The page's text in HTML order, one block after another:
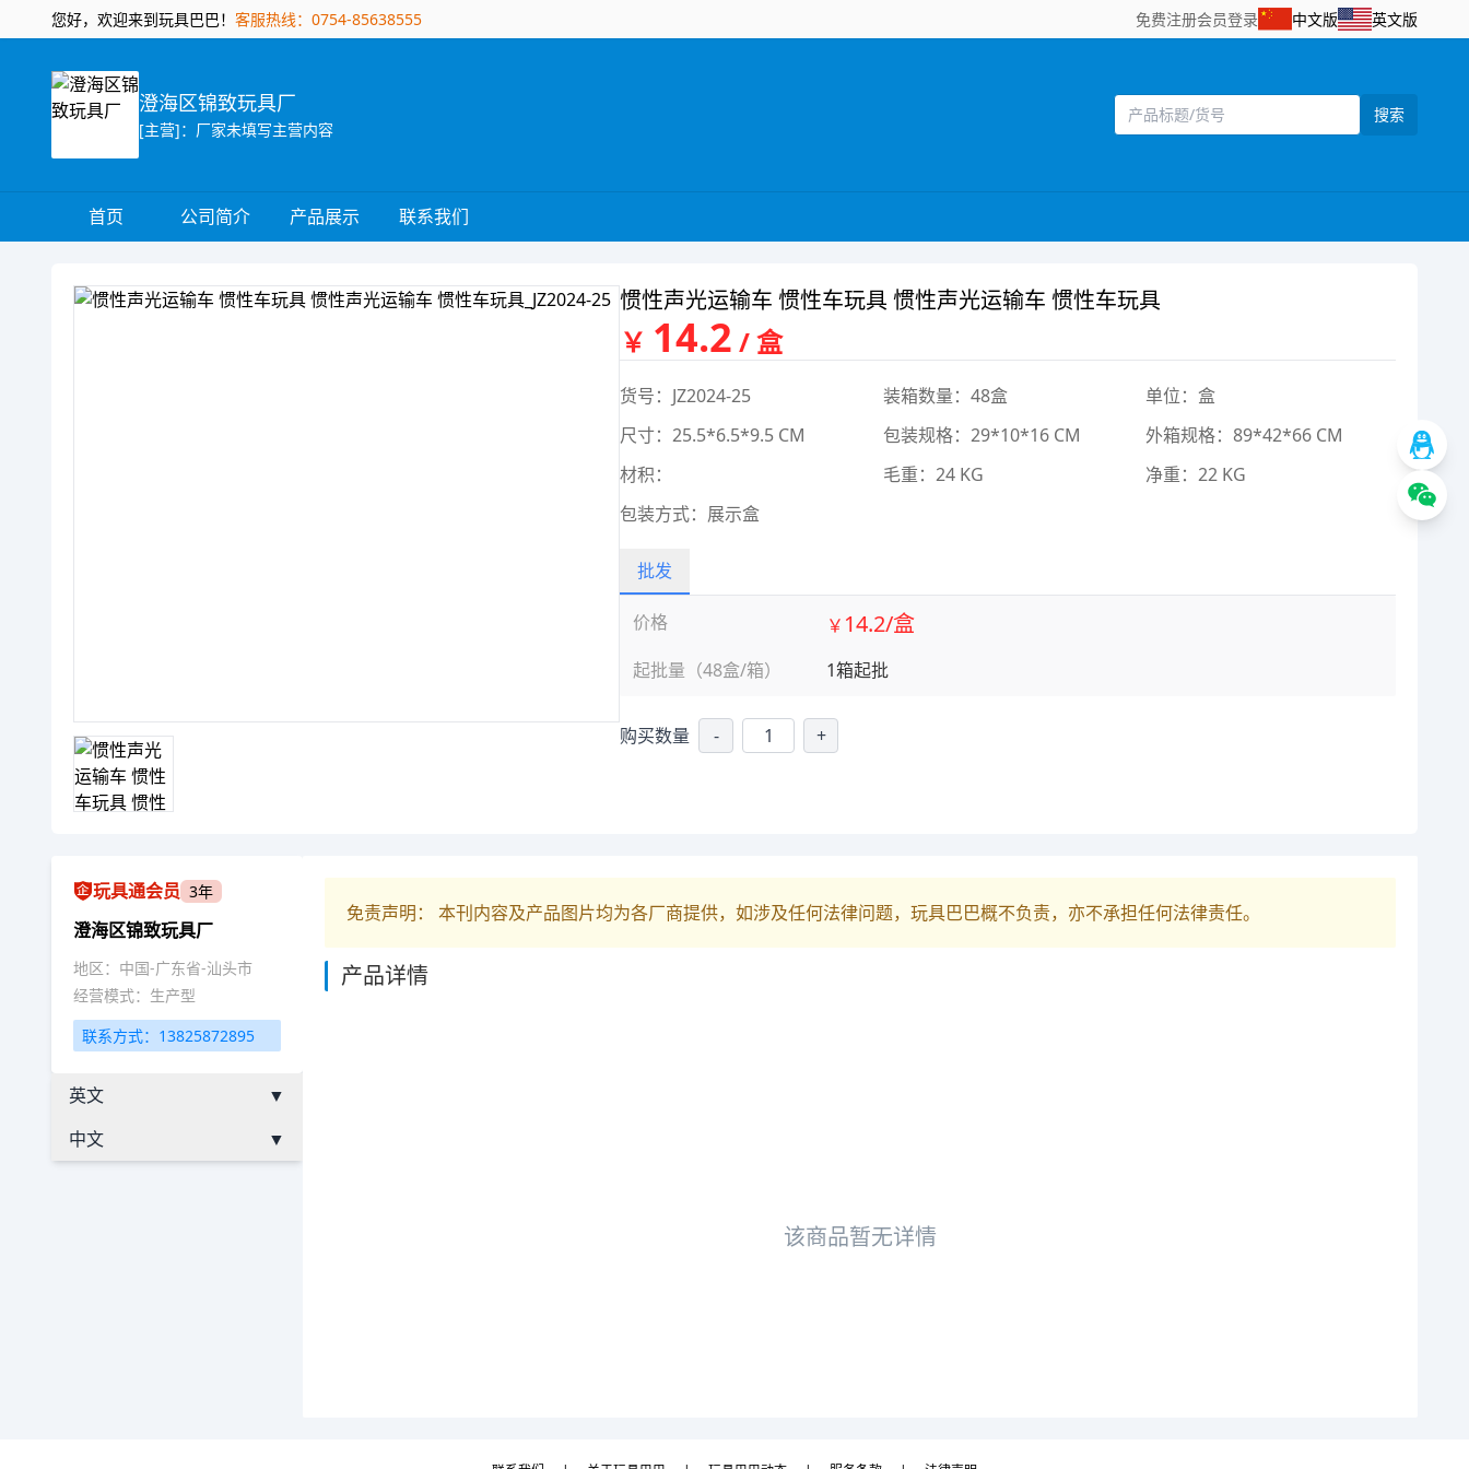
您好，欢迎来到玩具巴巴！ 客服热线：0754-85638555 免费注册会员登录 中文版 英文版
澄海区锦致玩具厂
[主营]：厂家未填写主营内容
搜索
首页 公司简介 产品展示 联系我们
惯性声光运输车 惯性车玩具 惯性声光运输车 惯性车玩具
￥ 14.2 / 盒
货号：JZ2024-25 装箱数量：48盒
单位：盒
尺寸：25.5*6.5*9.5 CM
包装规格：29*10*16 CM
外箱规格：89*42*66 CM
材积：
毛重：24 KG
净重：22 KG
包装方式：展示盒
批发
价格
起批量（48盒/箱）
￥ 14.2/盒
1箱起批
购买数量 - +
玩具通会员 3年
澄海区锦致玩具厂
地区：中国-广东省-汕头市
经营模式：生产型
联系方式：13825872895
英文
▼
中文
▼
免责声明： 本刊内容及产品图片均为各厂商提供，如涉及任何法律问题，玩具巴巴概不负责，亦不承担任何法律责任。
产品详情
该商品暂无详情